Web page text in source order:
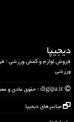
دیجیپا
فروش لوازم و کفش ورزشی ؛
ورزشی
میانبرهای دیجیپا